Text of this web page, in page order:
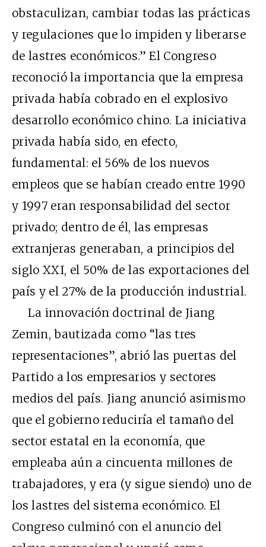
obstaculizan, cambiar todas las prácticas
y regulaciones que lo impiden y liberarse
de lastres económicos.” El Congreso
reconoció la importancia que la empresa
privada había cobrado en el explosivo
desarrollo económico chino. La iniciativa
privada había sido, en efecto,
fundamental: el 56% de los nuevos
empleos que se habían creado entre 1990
y 1997 eran responsabilidad del sector
privado; dentro de él, las empresas
extranjeras generaban, a principios del
siglo XXI, el 50% de las exportaciones del
país y el 27% de la producción industrial.
La innovación doctrinal de Jiang
Zemin, bautizada como “las tres
representaciones”, abrió las puertas del
Partido a los empresarios y sectores
medios del país. Jiang anunció asimismo
que el gobierno reduciría el tamaño del
sector estatal en la economía, que
empleaba aún a cincuenta millones de
trabajadores, y era (y sigue siendo) uno de
los lastres del sistema económico. El
Congreso culminó con el anuncio del